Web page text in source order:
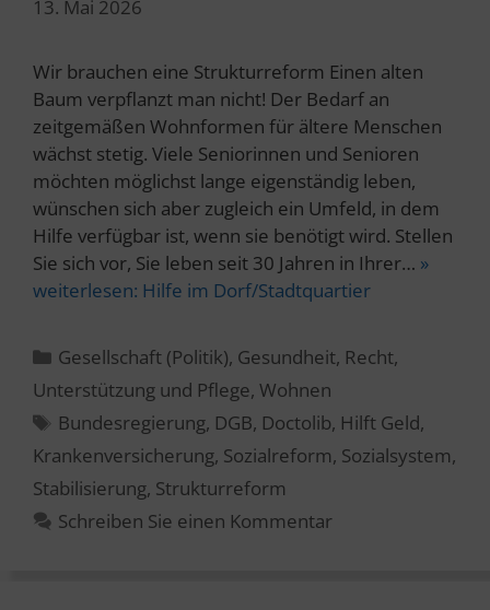
13. Mai 2026
Wir brauchen eine Strukturreform Einen alten
Baum verpflanzt man nicht! Der Bedarf an
zeitgemäßen Wohnformen für ältere Menschen
wächst stetig. Viele Seniorinnen und Senioren
möchten möglichst lange eigenständig leben,
wünschen sich aber zugleich ein Umfeld, in dem
Hilfe verfügbar ist, wenn sie benötigt wird. Stellen
Sie sich vor, Sie leben seit 30 Jahren in Ihrer… »
weiterlesen: Hilfe im Dorf/Stadtquartier
Kategorien
Gesellschaft (Politik), Gesundheit, Recht,
Unterstützung und Pflege, Wohnen
Schlagwörter
Bundesregierung, DGB, Doctolib, Hilft Geld,
Krankenversicherung, Sozialreform, Sozialsystem,
Stabilisierung, Strukturreform
Schreiben Sie einen Kommentar